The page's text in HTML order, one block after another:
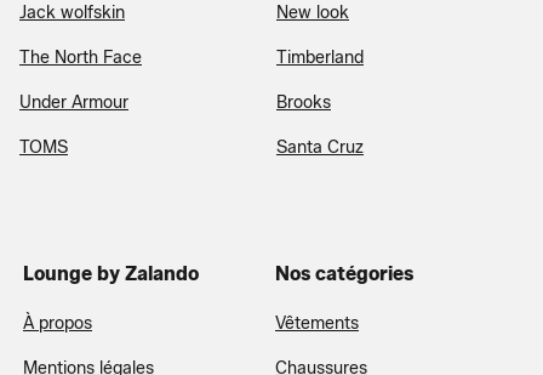
Jack wolfskin New look
The North Face Timberland
Under Armour Brooks
TOMS Santa Cruz
Lounge by Zalando
À propos
Mentions légales
Nos catégories
Vêtements
Chaussures